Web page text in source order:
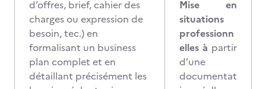
d’offres, brief, cahier des
charges ou expression de
besoin, tec.) en
formalisant un business
plan complet et en
détaillant précisément les
Mise en
situations
professionn
elles à partir
d’une
documentat